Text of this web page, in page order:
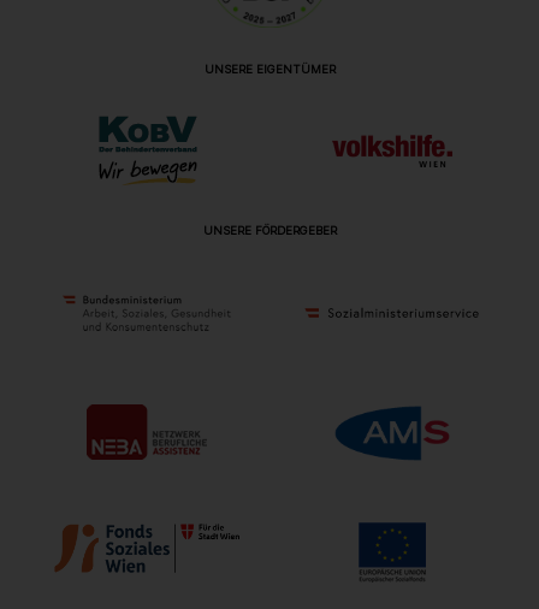
UNSERE EIGENTÜMER
UNSERE FÖRDERGEBER